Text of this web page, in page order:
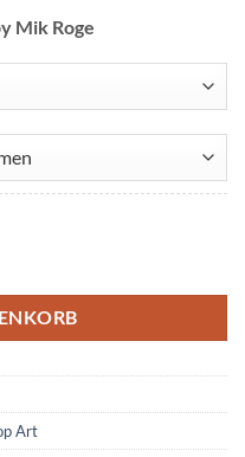
Mik Roge
Art